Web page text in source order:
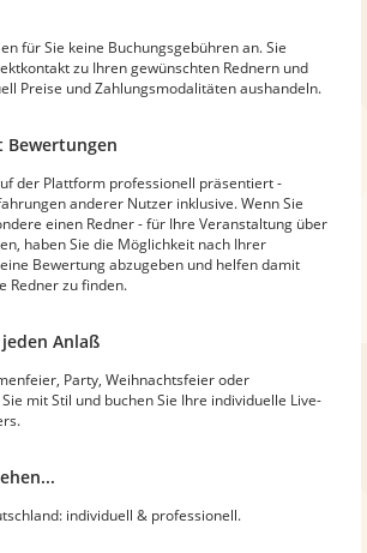
für Sie keine Buchungsgebühren an. Sie
zu Ihren gewünschten Rednern und
Preise und Zahlungsmodalitäten aushandeln.
Bewertungen
der Plattform professionell präsentiert -
anderer Nutzer inklusive. Wenn Sie
einen Redner - für Ihre Veranstaltung über
haben Sie die Möglichkeit nach Ihrer
Bewertung abzugeben und helfen damit
Redner zu finden.
Anlaß
Party, Weihnachtsfeier oder
mit Stil und buchen Sie Ihre individuelle Live-
individuell & professionell.